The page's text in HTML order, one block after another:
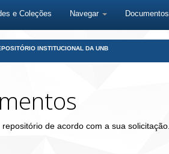
e Coleções Navegar Documentos
INSTITUCIONAL DA UNB
de acordo com a sua solicitação.